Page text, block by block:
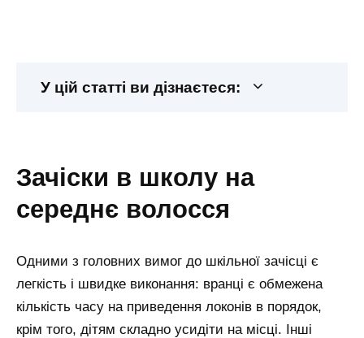
У цій статті ви дізнаєтеся:
зачіски в школу на
середнє волосся
Одними з головних вимог до шкільної зачісці є
легкість і швидке виконання: вранці є обмежена
кількість часу на приведення локонів в порядок,
крім того, дітям складно усидіти на місці. Інші